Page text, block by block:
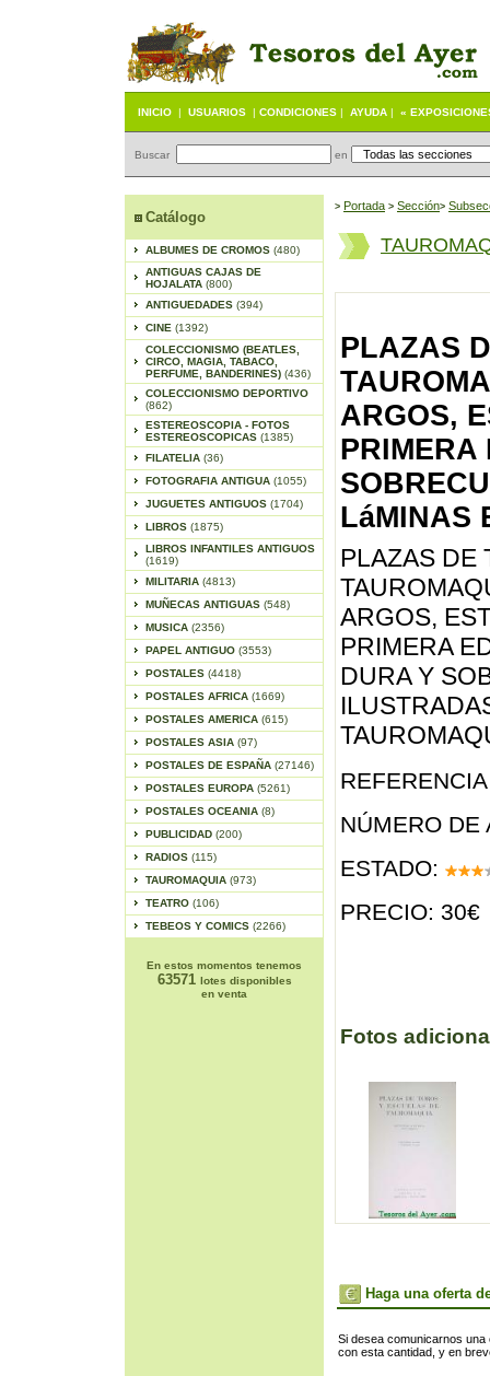
INICIO | USUARIOS | CONDICIONES | AYUDA | «
Buscar en
Catálogo
ALBUMES DE CROMOS (480)
ANTIGUAS CAJAS DE
HOJALATA (800)
ANTIGUEDADES (394)
CINE (1392)
COLECCIONISMO (BEATLES,
CIRCO, MAGIA, TABACO,
PERFUME, BANDERINES) (436)
COLECCIONISMO DEPORTIVO
(862)
ESTEREOSCOPIA - FOTOS
ESTEREOSCOPICAS (1385)
FILATELIA (36)
FOTOGRAFIA ANTIGUA (1055)
JUGUETES ANTIGUOS (1704)
LIBROS (1875)
LIBROS INFANTILES ANTIGUOS
(1619)
MILITARIA (4813)
MUÑECAS ANTIGUAS (548)
MUSICA (2356)
PAPEL ANTIGUO (3553)
POSTALES (4418)
POSTALES AFRICA (1669)
POSTALES AMERICA (615)
POSTALES ASIA (97)
POSTALES DE ESPAÑA (27146)
POSTALES EUROPA (5261)
POSTALES OCEANIA (8)
PUBLICIDAD (200)
RADIOS (115)
TAUROMAQUIA (973)
TEATRO (106)
TEBEOS Y COMICS (2266)
En estos momentos tenemos
63571 lotes disponibles
en venta
> Portada > Sección>
PLAZAS
ARGOS,
PRIMERA
LáMINAS
PLAZAS DE
ARGOS,
PRIMERA
DURA Y
NÚMERO DE
ESTADO:
PRECIO: 30€
Fotos
Haga una oferta
Si desea comunicarnos
con esta cantidad, y en